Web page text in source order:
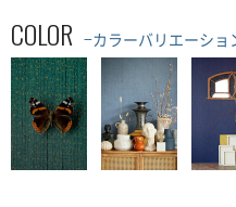
COLOR −カラーバリエーショ